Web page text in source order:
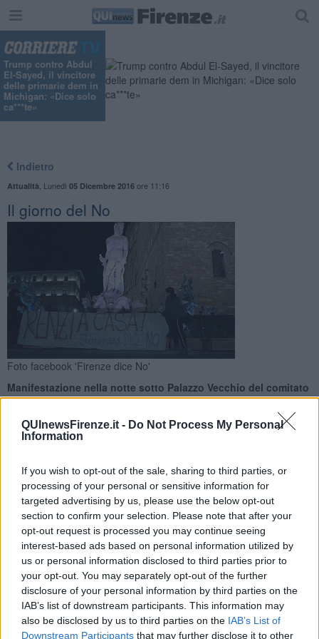
QUInewsFirenze.it - Do Not Process My Personal
Information
If you wish to opt-out of the sale, sharing to third parties, or
processing of your personal or sensitive information for
targeted advertising by us, please use the below opt-out
section to confirm your selection. Please note that after your
opt-out request is processed you may continue seeing
interest-based ads based on personal information utilized by
us or personal information disclosed to third parties prior to
your opt-out. You may separately opt-out of the further
disclosure of your personal information by third parties on the
IAB’s list of downstream participants. This information may
also be disclosed by us to third parties on the IAB’s List of
Downstream Participants that may further disclose it to other
Trump contro Abdul
El-Sayed, il vincitore
delle primarie dem in
Michigan: «Dice solo
ca***te»
Indietro
Attualità Lunedì 05 Dicembre 2016ore 11:16
Il giorno del No
Foto facebook 'Firenze dice No'
Manifestazione nella notte sotto Palazzo Vecchio del comitato
'Firenze dice No' che annuncia un nuovo presidio sotto la
FIRENZE —Sono arrivati subito dopo la mezzanotte i componenti
del comitato ' Firenze dice No' e hanno srotolato i loro striscioni
sotto il Biancone per ribadire la richiesta di dimissioni del premier
Matteo Renzi dopo la vittoria del No al referendum costituzionale.
Una scelta non casuale quella di piazza Signoria
, proprio lì dove
venerdì sera il premier Matteo Renzi ha chiuso la sua campagna
elettorale. La chiamata all'appello è scattata subito dopo le prime
percentuali e la prima proiezione che dava il No in netto vantaggio.
Un tam tam scattato su facebook con l'evento: "Daje in piazza della